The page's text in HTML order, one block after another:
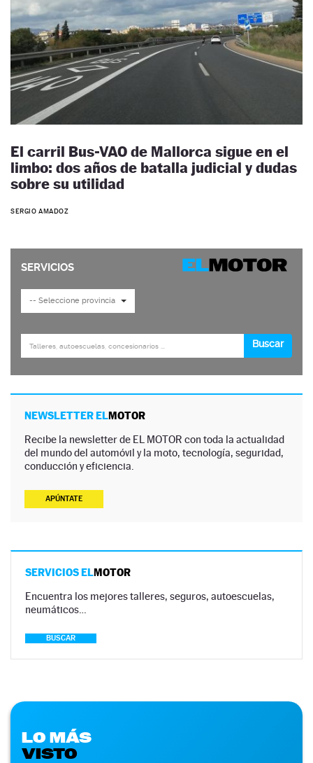
El carril Bus-VAO de Mallorca sigue en el
limbo: dos años de batalla judicial y dudas
sobre su utilidad
SERGIO AMADOZ
NEWSLETTER ELMOTOR
Recibe la newsletter de EL MOTOR con toda la actualidad
del mundo del automóvil y la moto, tecnología, seguridad,
conducción y eficiencia.
APÚNTATE
SERVICIOS ELMOTOR
Encuentra los mejores talleres, seguros, autoescuelas,
neumáticos…
BUSCAR
LO MÁS
VISTO